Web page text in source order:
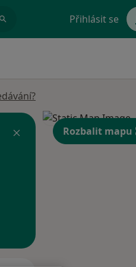
Přihlásit se
Rozbalit mapu